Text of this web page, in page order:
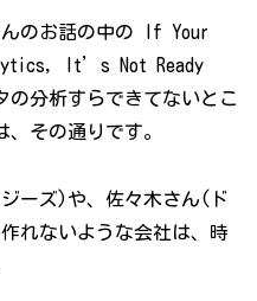
んのお話の中の If Your
It’s Not Ready
分析すらできてないとこ
その通りです。
ーズ)や、佐々木さん(ド
れないような会社は、時